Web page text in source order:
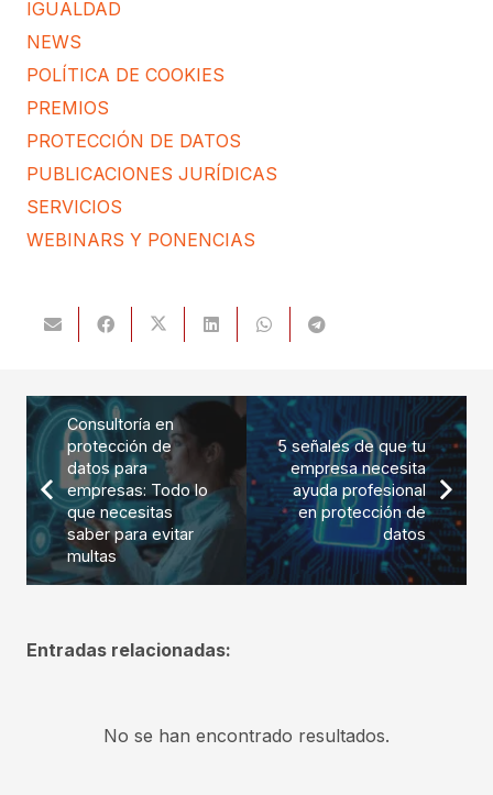
IGUALDAD
NEWS
POLÍTICA DE COOKIES
PREMIOS
PROTECCIÓN DE DATOS
PUBLICACIONES JURÍDICAS
SERVICIOS
WEBINARS Y PONENCIAS
Consultoría en
protección de
datos para
empresas: Todo lo
que necesitas
saber para evitar
multas
5 señales de que tu
empresa necesita
ayuda profesional
en protección de
datos
Entradas relacionadas:
No se han encontrado resultados.